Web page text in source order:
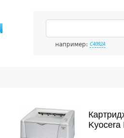
например: C4092A
Kyocera